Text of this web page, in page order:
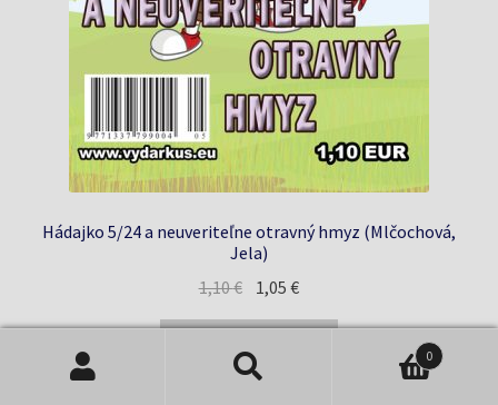
Hádajko 5/24 a neuveriteľne otravný hmyz (Mlčochová,
Jela)
1,10€ Pôvodná
1,10 €.
1,05€Aktuálna
0